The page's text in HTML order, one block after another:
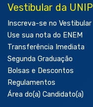
Vestibular da UNIP
Inscreva-se no Vestibular
Use sua nota do ENEM
Transferência Imediata
Segunda Graduação
Bolsas e Descontos
Regulamentos
Área do(a) Candidato(a)